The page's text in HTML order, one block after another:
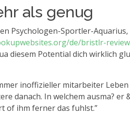
als genug
Psychologen-Sportler-
de/bristlr-
diesem Potential dich wirklich
inoffizieller mitarbeiter
danach. In welchem ausma?
of ihm ferner das fuhlst.”